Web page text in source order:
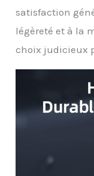
satisfaction
légèreté et à la
choix judicieux